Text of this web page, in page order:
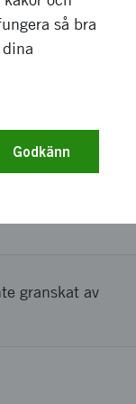
med syfte att
presentation vid
granskat av
så bra
Godkänn